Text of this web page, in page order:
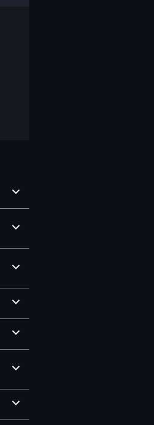
03L906023B_9381
03L906023DQ_9350
03L906023H_9611
CASM2M00_03L906023A_
03L906023H_9971
CASM2M00_03L907425C_
CASM2P20_03L906023A_0
CASM2P20_03L906023A_0